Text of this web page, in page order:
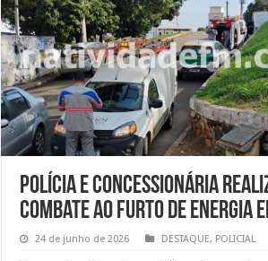
Polícia e concessionária
combate ao furto de energia
24 de junho de 2026 DESTAQUE, POLICIAL